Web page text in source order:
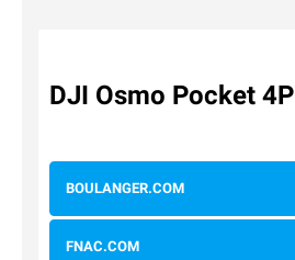
DJI Osmo Pocket 4P
BOULANGER.COM
FNAC.COM